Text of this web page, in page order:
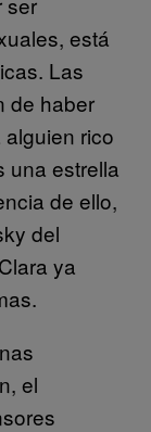
está
Las
de haber
rico
una estrella
de ello,
del
ya
el